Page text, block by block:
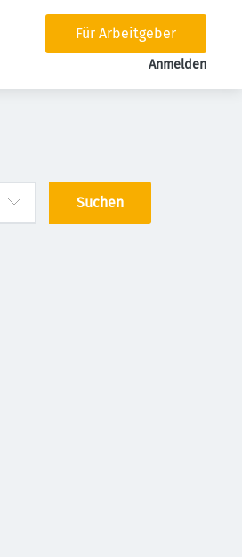
Für Arbeitgeber
Anmelden
Suchen